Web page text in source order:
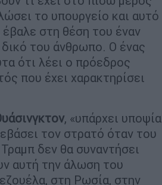
το υπουργείο και αυτό
στη θέση του έναν
του άνθρωπο. Ο ένας
ότι λέει ο πρόεδρος
που έχει χαρακτηρίσει
, «υπάρχει υποψία
τον στρατό όταν του
δεν θα συναντήσει
αυτή την άλωση του
στη Ρωσία, στην